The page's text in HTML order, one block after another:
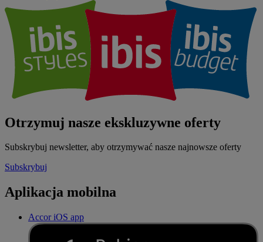
Otrzymuj nasze ekskluzywne oferty
Subskrybuj newsletter, aby otrzymywać nasze najnowsze oferty
Subskrybuj
Aplikacja mobilna
Accor iOS app